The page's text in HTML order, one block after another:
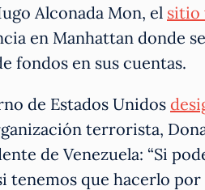
Alconada Mon, el sitio
en Manhattan donde
fondos en sus cuentas.
de Estados Unidos
terrorista,
de Venezuela: “Si
tenemos que hacerlo